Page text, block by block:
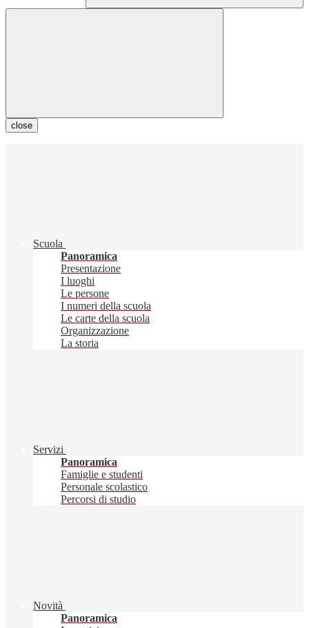
close
Scuola
Panoramica
Presentazione
I luoghi
Le persone
I numeri della scuola
Le carte della scuola
Organizzazione
La storia
Servizi
Panoramica
Famiglie e studenti
Personale scolastico
Percorsi di studio
Novità
Panoramica